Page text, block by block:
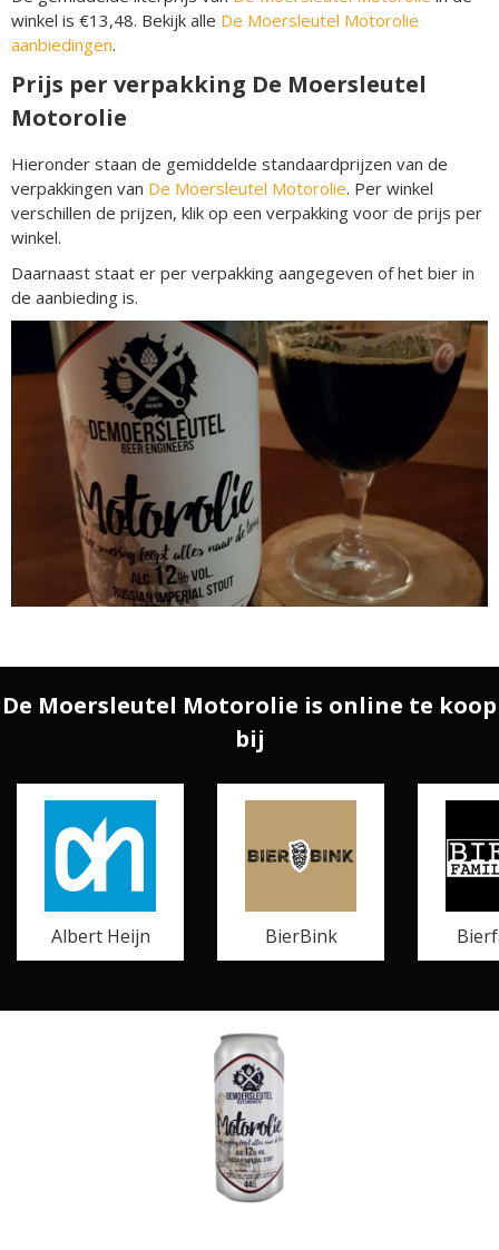
winkel is €13,48. Bekijk alle De Moersleutel Motorolie
aanbiedingen.
Prijs per verpakking De Moersleutel
Motorolie
Hieronder staan de gemiddelde standaardprijzen van de
verpakkingen van De Moersleutel Motorolie. Per winkel
verschillen de prijzen, klik op een verpakking voor de prijs per
winkel.
Daarnaast staat er per verpakking aangegeven of het bier in
de aanbieding is.
De Moersleutel Motorolie is online te koop
bij
Albert Heijn BierBink